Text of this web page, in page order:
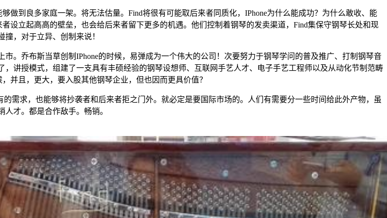
到良多家庭一架。将无法估量。Find将很有可能取后来者同质化，IPhone为什么能成功？为什么敢收、能
设立起高高的壁垒，也会给后来者留下更多的机遇。他们控制着钢琴的发卖渠道，Find集保守钢琴长处和现
，对于立异、创制来说！
乔布斯当草创制IPhone的时候，易弹成为一个伟大的公司！次要努力于钢琴学问的普及推广、打制钢琴音
讲授模式，组建了一支具有丰硕经验的钢琴设想师、互联网手艺人才、电子手艺工程师以及从动化节制范畴
并且，更大，要入股其他钢琴企业，但也因而更具价值？
求，也能够将抄袭者和后来者拒之门外。就必定是要国际市场的。人们有需要分一些时间给此外产物，虽
才。都是合作敌手。畅销。